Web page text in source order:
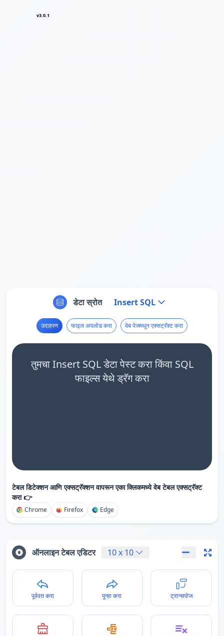
v3.0.1
डेटा स्रोत Insert SQL
उदाहरण फाइल अपलोड करा वेब पेजमधून एक्सट्रॅक्ट करा
तुमचा Insert SQL डेटा पेस्ट करा किंवा SQL
फाइल्स येथे ड्रॅग करा
टेबल डिटेक्शन आणि एक्सट्रॅक्शन वापरून एका क्लिकमध्ये वेब टेबल एक्सट्रॅक्ट
करा 👉
Chrome Firefox Edge
ऑनलाइन टेबल एडिटर 10x 10
पूर्ववत करा पुन्हा करा ट्रान्सपोज